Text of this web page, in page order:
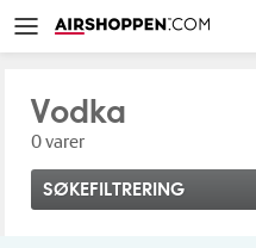
Vodka
0 varer
SØKEFILTRERING